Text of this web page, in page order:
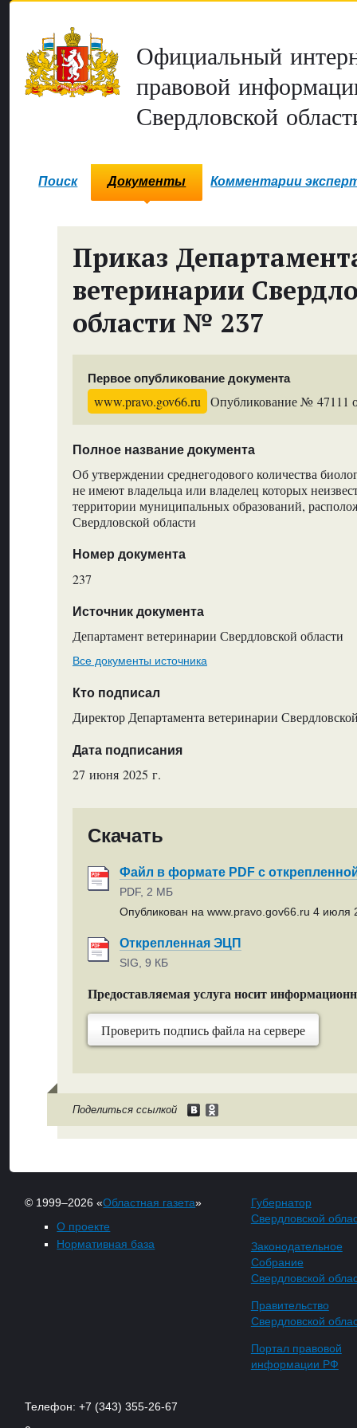
Официальный
правовой
Свердловской
Поиск Документы Комментарии
Приказ
ветеринарии
области № 237
Первое опубликование документа
www.pravo.gov66.ru Опубликование № 47111
Полное название документа
Об утверждении среднегодового количества
не имеют владельца или владелец которых
территории муниципальных образований,
Свердловской области
Номер документа
237
Источник документа
Департамент ветеринарии Свердловской области
Все документы источника
Кто подписал
Директор Департамента ветеринарии
Дата подписания
27 июня 2025 г.
Скачать
Файл в формате PDF с
PDF, 2 МБ
Опубликован на www.pravo.gov66.ru 4 июля
Открепленная ЭЦП
SIG, 9 КБ
Предоставляемая услуга носит
Проверить подпись файла на сервере
Поделиться ссылкой
© 1999–2026 «Областная газета»
О проекте
Нормативная база
Губернатор
Свердловской
Законодательное
Собрание
Свердловской
Правительство
Свердловской
Портал правовой
информации РФ
Телефон: +7 (343) 355-26-67